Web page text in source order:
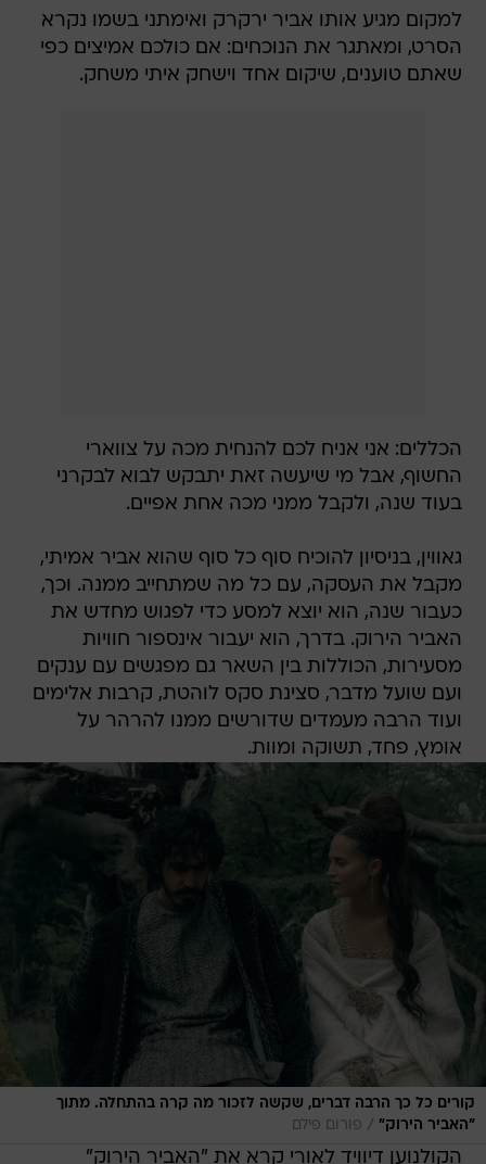
למקום מגיע אותו אביר ירקרק ואימתני בשמו נקרא
הסרט, ומאתגר את הנוכחים: אם כולכם אמיצים כפי
שאתם טוענים, שיקום אחד וישחק איתי משחק.
הכללים: אני אניח לכם להנחית מכה על צווארי
החשוף, אבל מי שיעשה זאת יתבקש לבוא לבקרני
בעוד שנה, ולקבל ממני מכה אחת אפיים.
גאווין, בניסיון להוכיח סוף כל סוף שהוא אביר אמיתי,
מקבל את העסקה, עם כל מה שמתחייב ממנה. וכך,
כעבור שנה, הוא יוצא למסע כדי לפגוש מחדש את
האביר הירוק. בדרך, הוא יעבור אינספור חוויות
מסעירות, הכוללות בין השאר גם מפגשים עם ענקים
ועם שועל מדבר, סצינת סקס לוהטת, קרבות אלימים
ועוד הרבה מעמדים שדורשים ממנו להרהר על
אומץ, פחד, תשוקה ומוות.
קורים כל כך הרבה דברים, שקשה לזכור מה קרה בהתחלה. מתוך
"האביר הירוק" / פורום פילם
הקולנוען דיוויד לאורי קרא את "האביר הירוק"